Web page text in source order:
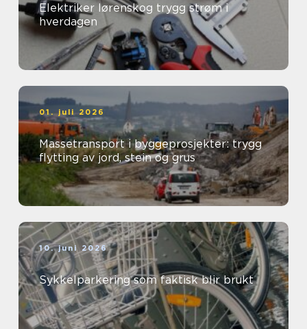
Elektriker lørenskog trygg strøm i
hverdagen
01. juli 2026
Massetransport i byggeprosjekter: trygg
flytting av jord, stein og grus
10. juni 2026
Sykkelparkering som faktisk blir brukt